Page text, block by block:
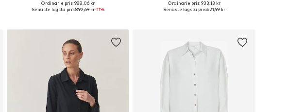
Tillgängliga storlekar: XS, S, M, XL
Ordinarie pris: 988,06 kr
Senaste lägsta pris:892,69 kr-11%
Tillgängliga storlekar: XS, S, M, L, XXL, XXXL
Ordinarie pris: 933,13 kr
Senaste lägsta pris:621,99 kr